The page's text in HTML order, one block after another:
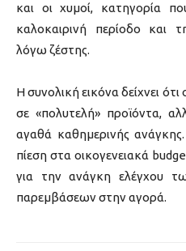
και οι χυμοί, κατηγορία
καλοκαιρινή περίοδο και
λόγω ζέστης.
Η συνολική εικόνα δείχνει ότι
σε «πολυτελή» προϊόντα,
αγαθά καθημερινής
πίεση στα οικογενειακά
για την ανάγκη ελέγχου
παρεμβάσεων στην αγορά.